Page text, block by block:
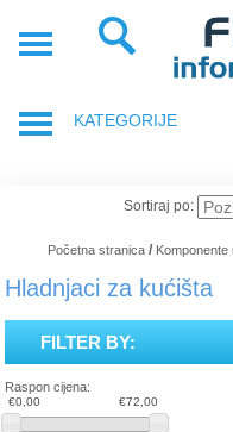
POSLOVNA
NOVOSTI
REFERENCE
O
NAMA
KATEGORIJE
DODACI ZA
GAMING OPREMA
RAČUNALA
TABLETI
Sortiraj po:
Početna stranica / Komponente
Hladnjaci za kućišta
FILTER BY:
Raspon cijena:
€0,00 €72,00